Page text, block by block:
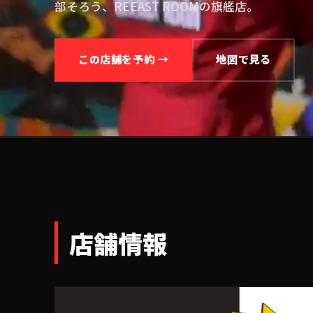
部そろう、REEAST ROOMの旗艦店。
この店舗を予約 → 地図で見る
店舗情報